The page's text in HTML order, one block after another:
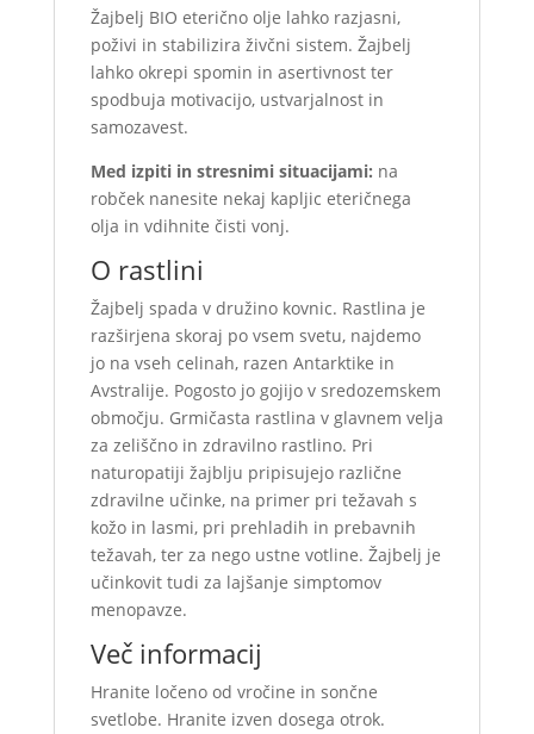
Žajbelj BIO eterično olje lahko razjasni,
poživi in stabilizira živčni sistem. Žajbelj
lahko okrepi spomin in asertivnost ter
spodbuja motivacijo, ustvarjalnost in
samozavest.
Med izpiti in stresnimi situacijami: na
robček nanesite nekaj kapljic eteričnega
olja in vdihnite čisti vonj.
O rastlini
Žajbelj spada v družino kovnic. Rastlina je
razširjena skoraj po vsem svetu, najdemo
jo na vseh celinah, razen Antarktike in
Avstralije. Pogosto jo gojijo v sredozemskem
območju. Grmičasta rastlina v glavnem velja
za zeliščno in zdravilno rastlino. Pri
naturopatiji žajblju pripisujejo različne
zdravilne učinke, na primer pri težavah s
kožo in lasmi, pri prehladih in prebavnih
težavah, ter za nego ustne votline. Žajbelj je
učinkovit tudi za lajšanje simptomov
menopavze.
Več informacij
Hranite ločeno od vročine in sončne
svetlobe. Hranite izven dosega otrok.